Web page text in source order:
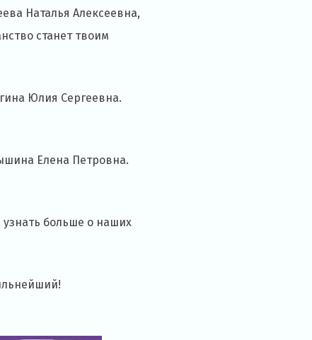
Наталья Алексеевна,
станет твоим
Юлия Сергеевна.
Елена Петровна.
больше о наших